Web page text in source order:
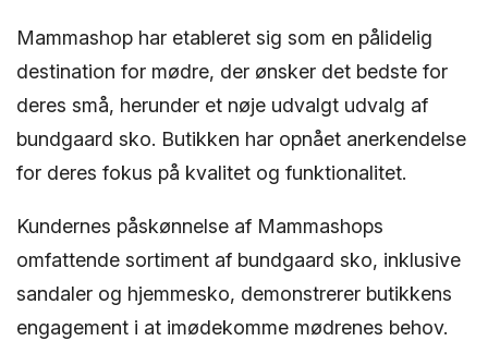
Mammashop har etableret sig som en pålidelig
destination for mødre, der ønsker det bedste for
deres små, herunder et nøje udvalgt udvalg af
bundgaard sko. Butikken har opnået anerkendelse
for deres fokus på kvalitet og funktionalitet.
Kundernes påskønnelse af Mammashops
omfattende sortiment af bundgaard sko, inklusive
sandaler og hjemmesko, demonstrerer butikkens
engagement i at imødekomme mødrenes behov.